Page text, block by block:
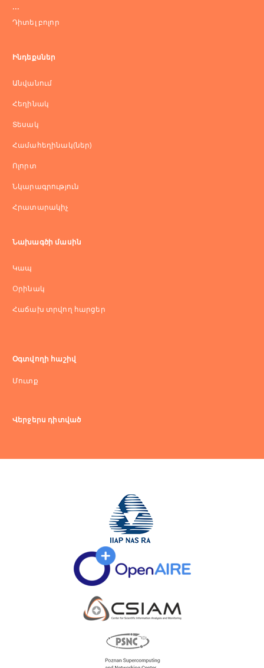
...
Դիտել բոլոր
Ինդեքսներ
Անվանում
Հեղինակ
Տեսակ
Համահեղինակ(ներ)
Ոլորտ
Նկարագրություն
Հրատարակիչ
Նախագծի մասին
Կապ
Оրինակ
Հաճախ տրվող հարցեր
Օգտվողի հաշիվ
Մուտք
Վերջերս դիտված